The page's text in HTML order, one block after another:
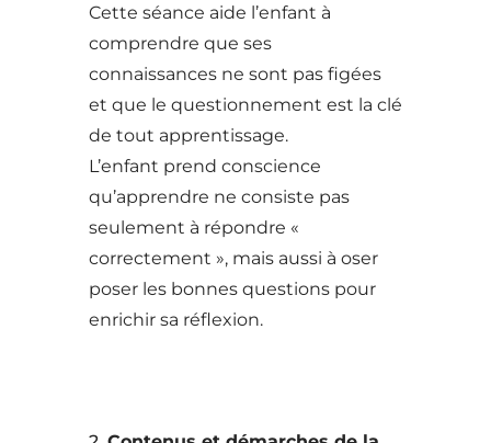
Cette séance aide l’enfant à
comprendre que ses
connaissances ne sont pas figées
et que le questionnement est la clé
de tout apprentissage.
L’enfant prend conscience
qu’apprendre ne consiste pas
seulement à répondre «
correctement », mais aussi à oser
poser les bonnes questions pour
enrichir sa réflexion.